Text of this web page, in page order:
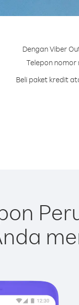
Dengan Viber
Telepon nomor
Beli paket kredit